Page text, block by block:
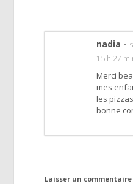
nadia -
15 h 27
Merci
mes
les
bonne
Laisser un commentaire